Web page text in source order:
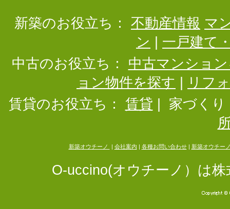
新築のお役立ち： 不動産情報 マ
ン
一戸建て
中古のお役立ち：
中古マンショ
ョン物件を探す
リフ
賃貸のお役立ち：
賃貸
家づくり
新築オウチーノ 会社案内 各種お問い合わせ| 新築オウチー
O-uccino(オウチーノ）は